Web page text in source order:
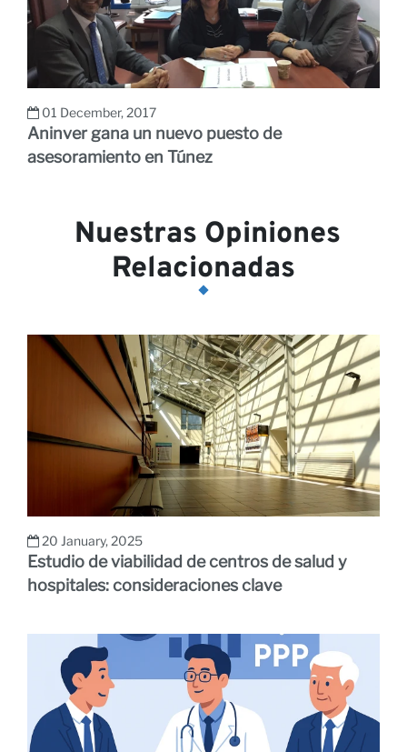
01 December, 2017
Aninver gana un nuevo puesto de
asesoramiento en Túnez
Nuestras Opiniones
Relacionadas
20 January, 2025
Estudio de viabilidad de centros de salud y
hospitales: consideraciones clave